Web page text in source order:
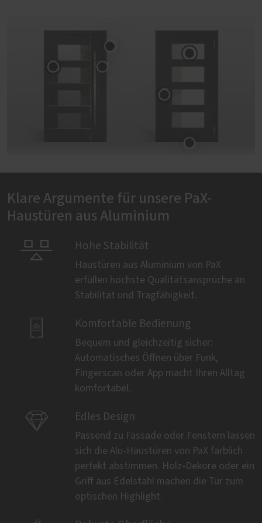
Klare Argumente für unsere PaX-
Haustüren aus Aluminium
 Hohe Stabilität
Haustüren aus Aluminium von PaX
erfüllen höchste Qualitätsansprüche an
Stabilität und Tragfähigkeit.
 Komfortable Bedienung
Bequem und gleichzeitig sicher:
Automatisches Öffnen über Funk,
Fingerscan oder App macht Ihren Alltag
komfortabel.
 Edles Design
Passend zu Fassade oder Fenstern lassen
sich die Alu-Haustüren von PaX farblich
perfekt abstimmen. Holz-Dekore oder ein
Griff aus Edelstahl machen die Tür zum
optischen Highlight.